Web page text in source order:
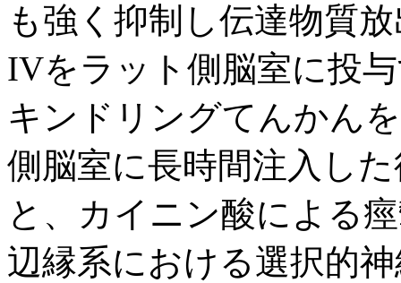
も強く抑制し伝達物質
IVをラット側脳室に投
キンドリングてんかん
側脳室に長時間注入し
と、カイニン酸による
辺縁系における選択的